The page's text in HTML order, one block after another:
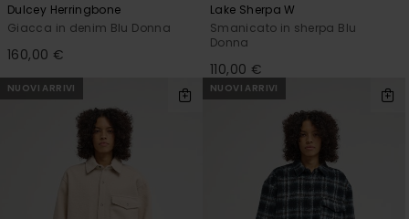
Dulcey Herringbone
Giacca in denim Blu Donna
160,00 €
Lake Sherpa W
Smanicato in sherpa Blu
Donna
110,00 €
NUOVI ARRIVI NUOVI ARRIVI